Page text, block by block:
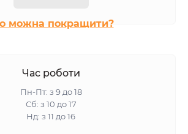
можна покращити?
Час роботи
Пн-Пт: з 9 до 18
Сб: з 10 до 17
Нд: з 11 до 16